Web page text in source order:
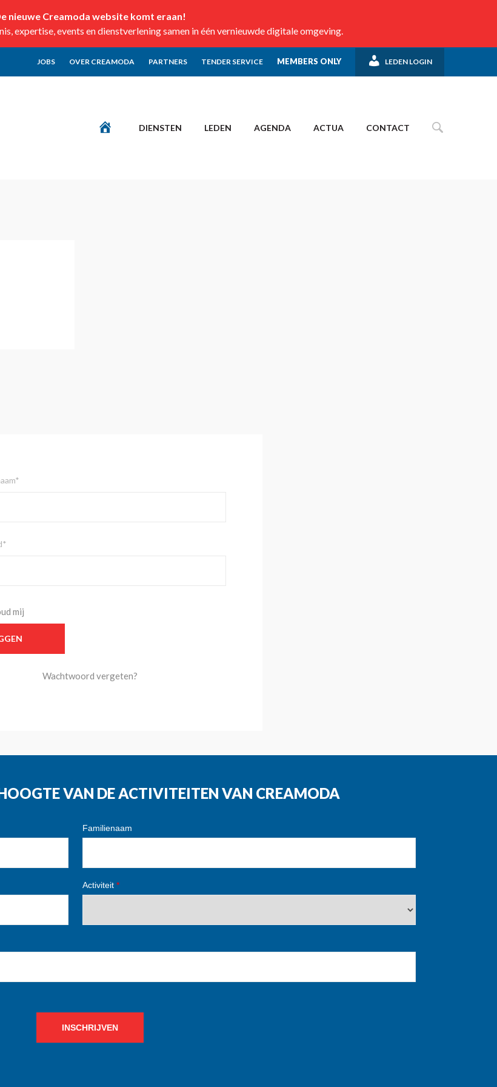
nieuwe Creamoda website komt eraan!
expertise, events en dienstverlening samen in één vernieuwde digitale omgeving.
JOBS OVER CREAMODA PARTNERS TENDER SERVICE MEMBERS ONLY LEDEN LOGIN
DIENSTEN LEDEN AGENDA ACTUA CONTACT
mij
Wachtwoord vergeten?
VAN DE ACTIVITEITEN VAN CREAMODA
Familienaam
Activiteit*
INSCHRIJVEN